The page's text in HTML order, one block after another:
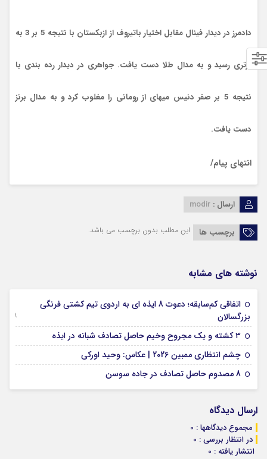
دادمرز در دیدار فینال مقابل اختیار باتیروف از ازبکستان با نتیجه 5 بر 3 به
برتری رسید و به مدال طلا دست یافت. جواهری در دیدار رده بندی با
نتیجه 5 بر صفر دنیس میهای از رومانی را مغلوب کرد و به مدال برنز
دست یافت.
انتهای پیام/
ارسال : modir
برچسب ها این مطلب بدون برچسب می باشد.
نوشته های مشابه
اتفاقی کم‌سابقه؛ دعوت 8 ایذه ای به اردوی تیم کشتی فرنگی
بزرگسالان
09 جولای 2026
۳ کشته و یک مجروح وخیم حاصل تصادف شبانه در ایذه
چشم انتظاری ممبین 2026 | عکاس: وحید اورکی
8 مصدوم حاصل تصادف در جاده سوسن
ارسال دیدگاه
مجموع دیدگاهها : 0
در انتظار بررسی : 0
انتشار یافته : 0